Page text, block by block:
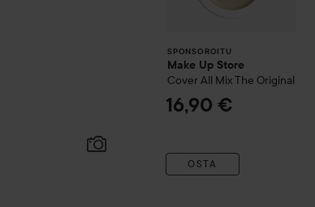
SPONSOROITU
Make Up Store
Cover All MixThe Original
16,90 €
OSTA